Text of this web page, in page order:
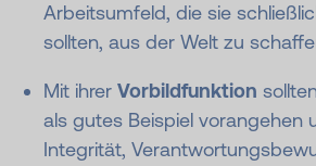
Arbeitsumfeld, die sie
sollten, aus der Welt zu
Mit ihrerVorbildfunktion
als gutes Beispiel vorangehen
Integrität,